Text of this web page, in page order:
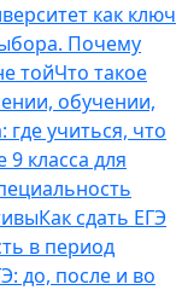
как ключ
Почему
тойЧто такое
обучении,
учиться, что
класса для
Как сдать ЕГЭ
в период
до, после и во